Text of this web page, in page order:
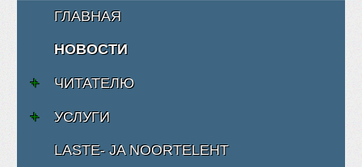
ГЛАВНАЯ
НОВОСТИ
ЧИТАТЕЛЮ
УСЛУГИ
LASTE- JA NOORTELEHT